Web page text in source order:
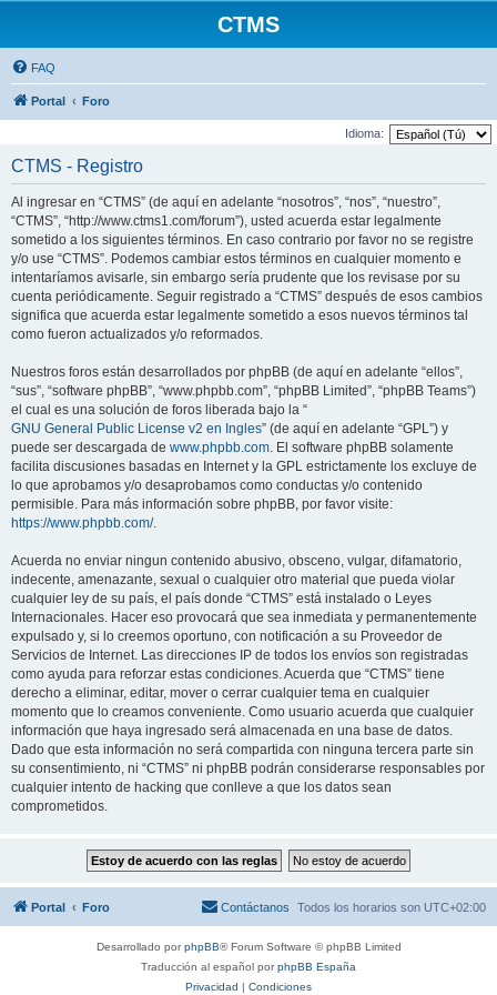
CTMS
FAQ
Portal Foro
Idioma:
CTMS - Registro
Al ingresar en “CTMS” (de aquí en adelante “nosotros”, “nos”, “nuestro”,
“CTMS”, “http://www.ctms1.com/forum”), usted acuerda estar legalmente
sometido a los siguientes términos. En caso contrario por favor no se registre
y/o use “CTMS”. Podemos cambiar estos términos en cualquier momento e
intentaríamos avisarle, sin embargo sería prudente que los revisase por su
cuenta periódicamente. Seguir registrado a “CTMS” después de esos cambios
significa que acuerda estar legalmente sometido a esos nuevos términos tal
como fueron actualizados y/o reformados.
Nuestros foros están desarrollados por phpBB (de aquí en adelante “ellos”,
“sus”, “software phpBB”, “www.phpbb.com”, “phpBB Limited”, “phpBB Teams”)
el cual es una solución de foros liberada bajo la “
GNU General Public License v2 en Ingles” (de aquí en adelante “GPL”) y
puede ser descargada de www.phpbb.com. El software phpBB solamente
facilita discusiones basadas en Internet y la GPL estrictamente los excluye de
lo que aprobamos y/o desaprobamos como conductas y/o contenido
permisible. Para más información sobre phpBB, por favor visite:
https://www.phpbb.com/.
Acuerda no enviar ningun contenido abusivo, obsceno, vulgar, difamatorio,
indecente, amenazante, sexual o cualquier otro material que pueda violar
cualquier ley de su país, el país donde “CTMS” está instalado o Leyes
Internacionales. Hacer eso provocará que sea inmediata y permanentemente
expulsado y, si lo creemos oportuno, con notificación a su Proveedor de
Servicios de Internet. Las direcciones IP de todos los envíos son registradas
como ayuda para reforzar estas condiciones. Acuerda que “CTMS” tiene
derecho a eliminar, editar, mover o cerrar cualquier tema en cualquier
momento que lo creamos conveniente. Como usuario acuerda que cualquier
información que haya ingresado será almacenada en una base de datos.
Dado que esta información no será compartida con ninguna tercera parte sin
su consentimiento, ni “CTMS” ni phpBB podrán considerarse responsables por
cualquier intento de hacking que conlleve a que los datos sean
comprometidos.
Portal Foro Todos los horarios son UTC+02:00
Contáctanos
Desarrollado porphpBB® Forum Software © phpBB Limited
Traducción al español porphpBB España
Privacidad | Condiciones